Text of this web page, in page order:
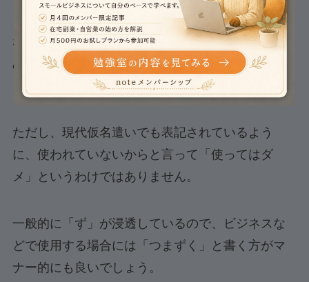
しかし、現在では「づ」は、ほとんど使われてい
ないのが実情で、これは政府が「昔の使い方は止
めて、新しく言葉を統一しましょう」と決めたか
ただし、現代仮名遣いでも表記されているよう
に、使われていないからと言って「使ってはダ
メ」というわけではありません。
一般的に「ず」が浸透しているので、ビジネスな
どで使用する場合には「つまずく」と書く方がマ
ナー的にも良いでしょう。